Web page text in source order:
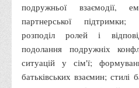
Наші досягнення
Літературна сторінка
ВТЕІ волонтерить
ДТЕУ
подружньої взаємодії,
партнерської підтримки;
розподіл ролей і
подолання подружніх
ситуацій у сім'ї;
батьківських взаємин; стилі